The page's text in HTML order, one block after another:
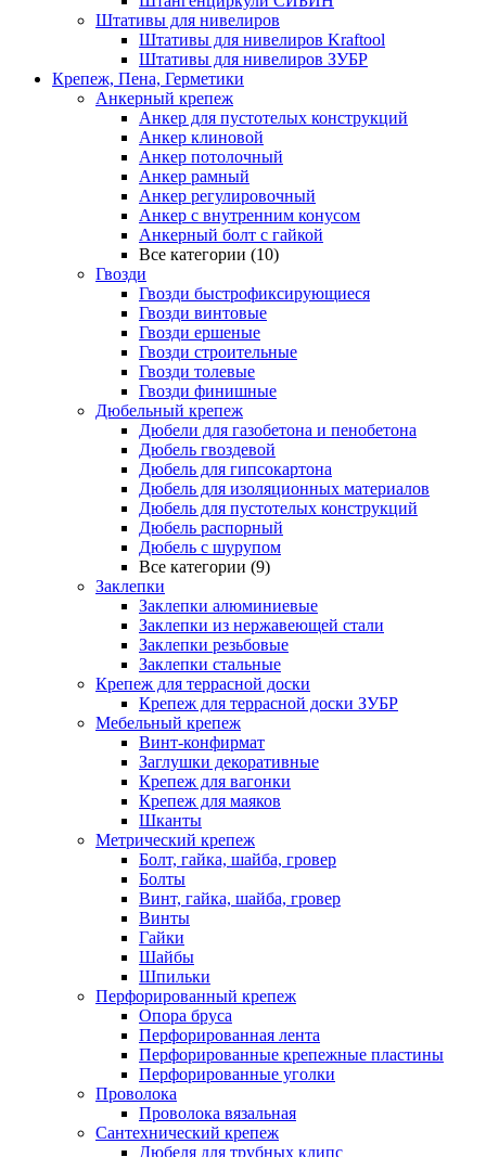
Штативы для нивелиров
Штативы для нивелиров Kraftool
Штативы для нивелиров ЗУБР
Крепеж, Пена, Герметики
Анкерный крепеж
Анкер для пустотелых конструкций
Анкер клиновой
Анкер потолочный
Анкер рамный
Анкер регулировочный
Анкер с внутренним конусом
Анкерный болт с гайкой
Все категории (10)
Гвозди
Гвозди быстрофиксирующиеся
Гвозди винтовые
Гвозди ершеные
Гвозди строительные
Гвозди толевые
Гвозди финишные
Дюбельный крепеж
Дюбели для газобетона и пенобетона
Дюбель гвоздевой
Дюбель для гипсокартона
Дюбель для изоляционных материалов
Дюбель для пустотелых конструкций
Дюбель распорный
Дюбель с шурупом
Все категории (9)
Заклепки
Заклепки алюминиевые
Заклепки из нержавеющей стали
Заклепки резьбовые
Заклепки стальные
Крепеж для террасной доски
Крепеж для террасной доски ЗУБР
Мебельный крепеж
Винт-конфирмат
Заглушки декоративные
Крепеж для вагонки
Крепеж для маяков
Шканты
Метрический крепеж
Болт, гайка, шайба, гровер
Болты
Винт, гайка, шайба, гровер
Винты
Гайки
Шайбы
Шпильки
Перфорированный крепеж
Опора бруса
Перфорированная лента
Перфорированные крепежные пластины
Перфорированные уголки
Проволока
Проволока вязальная
Сантехнический крепеж
Дюбеля для трубных клипс